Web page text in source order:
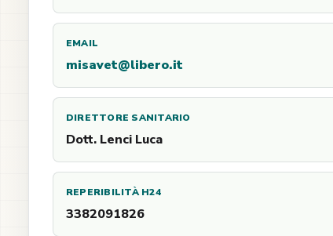
EMAIL
misavet@libero.it
DIRETTORE SANITARIO
Dott. Lenci Luca
REPERIBILITÀ H24
3382091826